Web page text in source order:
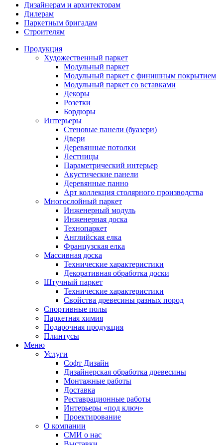
Дизайнерам и архитекторам
Дилерам
Паркетным бригадам
Строителям
Продукция
Художественный паркет
Модульный паркет
Модульный паркет с финишным покрытием
Модульный паркет со вставками
Декоры
Розетки
Бордюры
Интерьеры
Стеновые панели (буазери)
Двери
Деревянные потолки
Лестницы
Параметрический интерьер
Акустические панели
Деревянные панно
Арт коллекция столярного производства
Многослойный паркет
Инженерный модуль
Инженерная доска
Технопаркет
Английская елка
Французская елка
Массивная доска
Технические характеристики
Декоративная обработка доски
Штучный паркет
Технические характеристики
Свойства древесины разных пород
Спортивные полы
Паркетная химия
Подарочная продукция
Плинтусы
Меню
Услуги
Софт Дизайн
Дизайнерская обработка древесины
Монтажные работы
Доставка
Реставрационные работы
Интерьеры «под ключ»
Проектирование
О компании
СМИ о нас